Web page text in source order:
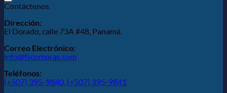
Contáctenos
Dirección:
El Dorado, calle 73A #48, Panamá.
Correo Electrónico:
info@fscompras.com
Teléfonos:
(+507) 395-9840, (+507) 395-9841